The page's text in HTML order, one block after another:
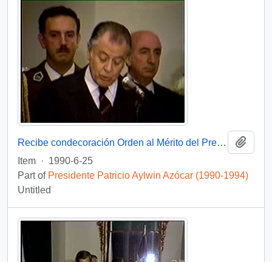
Recibe condecoración Orden al Mérito del Presidente de Colombia : video
Item · 1990-6-25
Part of Presidente Patricio Aylwin Azócar (1990-1994)
Untitled